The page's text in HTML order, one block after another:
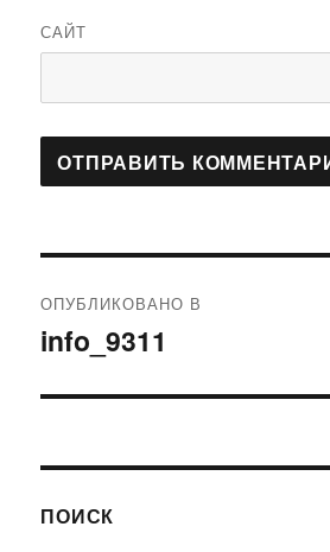
САЙТ
по
ОПУБЛИКОВАНО В
info_9311
ПОИСК